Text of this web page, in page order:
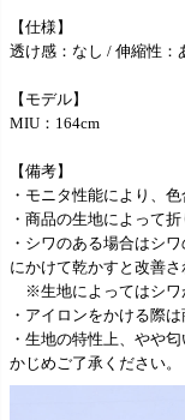
【仕様】
透け感：なし / 伸縮性：
【モデル】
MIU：164cm
【備考】
・モニタ性能により、
・商品の生地によって
・シワのある場合はシ
にかけて乾かすと改善さ
※生地によってはシワ
・アイロンをかける際
・生地の特性上、やや
かじめご了承ください。